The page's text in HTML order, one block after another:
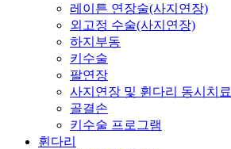
레이튼 연장술(사지연장)
외고정 수술(사지연장)
하지부동
키수술
팔연장
사지연장 및 휜다리 동시치료
골결손
키수술 프로그램
휜다리